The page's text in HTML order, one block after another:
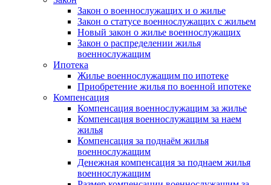
Закон о военнослужащих и о жилье
Закон о статусе военнослужащих с жильем
Новый закон о жилье военнослужащих
Закон о распределении жилья
военнослужащим
Ипотека
Жилье военнослужащим по ипотеке
Приобретение жилья по военной ипотеке
Компенсация
Компенсация военнослужащим за жилье
Компенсация военнослужащим за наем
жилья
Компенсация за поднаём жилья
военнослужащим
Денежная компенсация за поднаем жилья
военнослужащим